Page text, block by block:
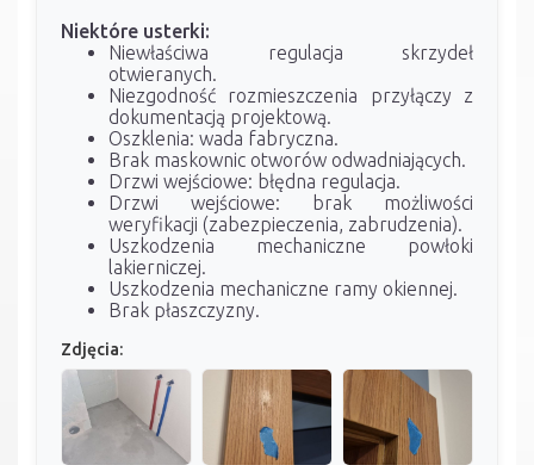
Niektóre usterki:
Niewłaściwa regulacja skrzydeł
otwieranych.
Niezgodność rozmieszczenia przyłączy z
dokumentacją projektową.
Oszklenia: wada fabryczna.
Brak maskownic otworów odwadniających.
Drzwi wejściowe: błędna regulacja.
Drzwi wejściowe: brak możliwości
weryfikacji (zabezpieczenia, zabrudzenia).
Uszkodzenia mechaniczne powłoki
lakierniczej.
Uszkodzenia mechaniczne ramy okiennej.
Brak płaszczyzny.
Zdjęcia: